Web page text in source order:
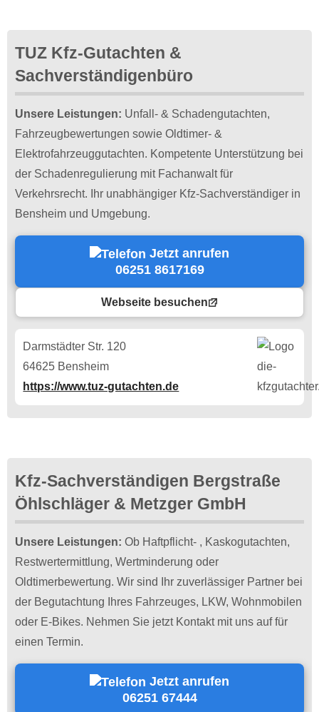
TUZ Kfz-Gutachten &
Sachverständigenbüro
Unsere Leistungen: Unfall- & Schadengutachten,
Fahrzeugbewertungen sowie Oldtimer- &
Elektrofahrzeuggutachten. Kompetente Unterstützung bei
der Schadenregulierung mit Fachanwalt für
Verkehrsrecht. Ihr unabhängiger Kfz-Sachverständiger in
Bensheim und Umgebung.
Jetzt anrufen
06251 8617169
Webseite besuchen
Darmstädter Str. 120
64625 Bensheim
https://www.tuz-gutachten.de
Kfz-Sachverständigen Bergstraße
Öhlschläger & Metzger GmbH
Unsere Leistungen: Ob Haftpflicht- , Kaskogutachten,
Restwertermittlung, Wertminderung oder
Oldtimerbewertung. Wir sind Ihr zuverlässiger Partner bei
der Begutachtung Ihres Fahrzeuges, LKW, Wohnmobilen
oder E-Bikes. Nehmen Sie jetzt Kontakt mit uns auf für
einen Termin.
Jetzt anrufen
06251 67444